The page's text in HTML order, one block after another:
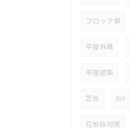
ブロック塀
平屋外構
平屋建築
芝生 DIY
花粉症対策